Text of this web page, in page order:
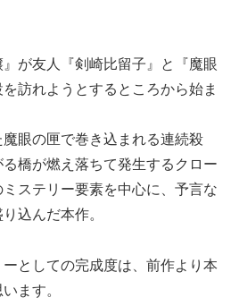
が友人『剣崎比留子』と『魔眼
訪れようとするところから始ま
眼の匣で巻き込まれる連続殺
橋が燃え落ちて発生するクロー
ステリー要素を中心に、予言な
込んだ本作。
としての完成度は、前作より本
ます。